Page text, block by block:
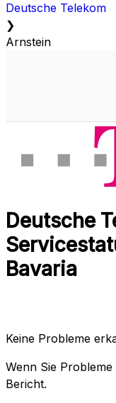
Deutsche Telekom
❯
Arnstein
Deutsche
Bavaria
Keine Probleme
Wenn Sie
Bericht.